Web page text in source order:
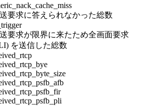
要求に答えられなかった総数
要求が限界に来たため全画面要求
を送信した総数